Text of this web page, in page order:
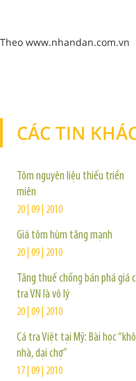
Theo www.nhandan.com.vn
CÁC TIN
Tôm nguyên liệu thiếu triền
miên
20 | 09 | 2010
Giá tôm hùm tăng mạnh
20 | 09 | 2010
Tăng thuế chống bán phá giá
tra VN là vô lý
20 | 09 | 2010
Cá tra Việt tại Mỹ: Bài học
nhà, dại chợ”
17 | 09 | 2010